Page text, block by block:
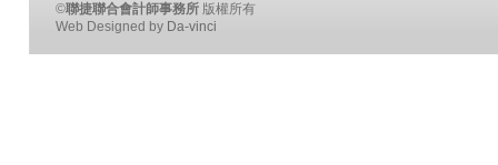
©聯捷聯合會計師事務所 版權所有
Web Designed by Da-vinci